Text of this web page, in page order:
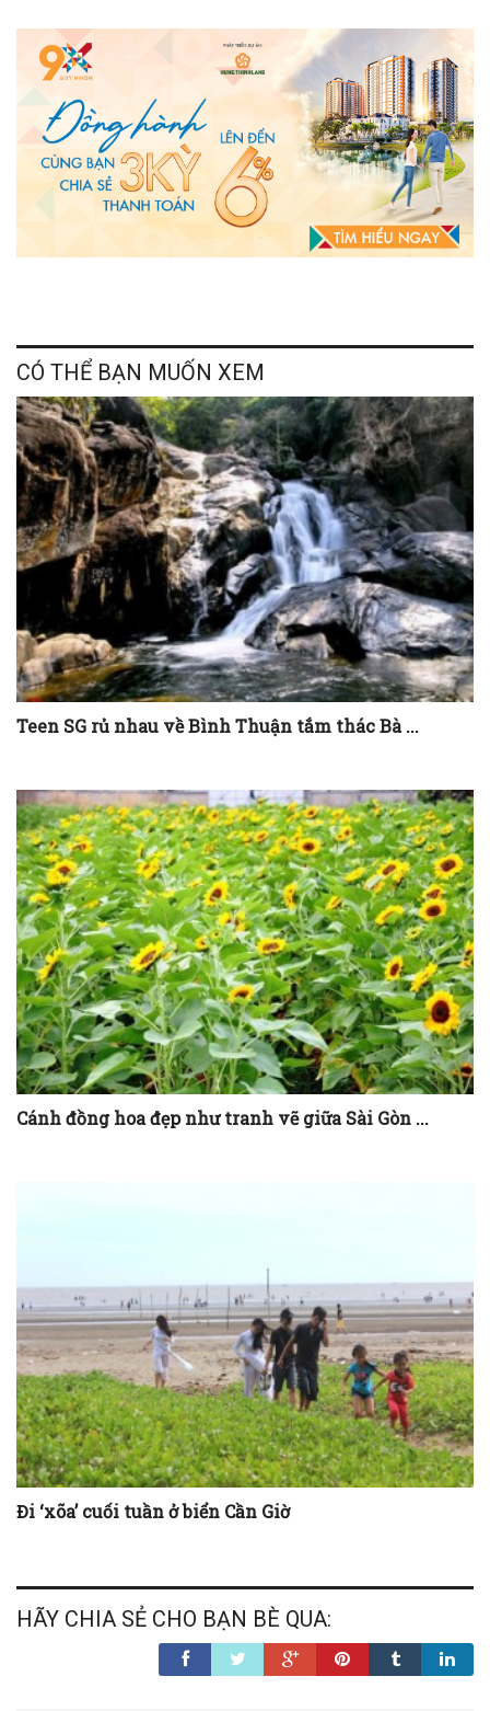
CÓ THỂ BẠN MUỐN XEM
Teen SG rủ nhau về Bình Thuận tắm thác Bà ...
Cánh đồng hoa đẹp như tranh vẽ giữa Sài Gòn ...
Đi ‘xõa’ cuối tuần ở biển Cần Giờ
HÃY CHIA SẺ CHO BẠN BÈ QUA: